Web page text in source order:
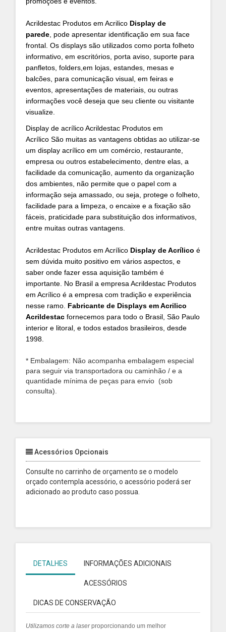
Acrildestac Produtos em Acrilico Display de
parede , pode apresentar identificação em sua face
frontal. Os displays são utilizados como porta folheto
informativo, em escritórios, porta aviso, suporte para
panfletos, folders,em lojas, estandes, mesas e
balcões, para comunicação visual, em feiras e
eventos, apresentações de materiais, ou outras
informações você deseja que seu cliente ou visitante
visualize.
Display de acrílico Acrildestac Produtos em
Acrílico São muitas as vantagens obtidas ao utilizar-se
um display acrílico em um comércio, restaurante,
empresa ou outros estabelecimento, dentre elas, a
facilidade da comunicação, aumento da organização
dos ambientes, não permite que o papel com a
informação seja amassado, ou seja, protege o folheto,
facilidade para a limpeza, o encaixe e a fixação são
fáceis, praticidade para substituição dos informativos,
entre muitas outras vantagens.
Acrildestac Produtos em Acrílico Display de Acrílico é
sem dúvida muito positivo em vários aspectos, e
saber onde fazer essa aquisição também é
importante. No Brasil a empresa Acrildestac Produtos
em Acrílico é a empresa com tradição e experiência
nesse ramo. Fabricante de Displays em Acrilico
Acrildestac fornecemos para todo o Brasil, São Paulo
interior e litoral, e todos estados brasileiros, desde
1998.
* Embalagem: Não acompanha embalagem especial
para seguir via transportadora ou caminhão / e a
quantidade mínima de peças para envio (sob
consulta).
Acessórios Opcionais
Consulte no carrinho de orçamento se o modelo
orçado contempla acessório, o acessório poderá ser
adicionado ao produto caso possua.
DETALHES INFORMAÇÕES ADICIONAIS
ACESSÓRIOS
DICAS DE CONSERVAÇÃO
Utilizamos corte a laserproporcionando um melhor